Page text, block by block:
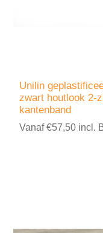
Unilin
zwart houtlook 2-
kantenband
Vanaf €57,50 incl.